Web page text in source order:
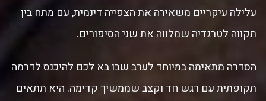
עלילה עיקריים משאירה את הצפייה דינמית, עם מתח בין
תקווה לטרגדיה שמלווה את שני הסיפורים.
הסדרה מתאימה במיוחד לערב שבו בא לכם להיכנס לדרמה
תקופתית עם רגש חד וקצב שממשיך קדימה. היא תתאים